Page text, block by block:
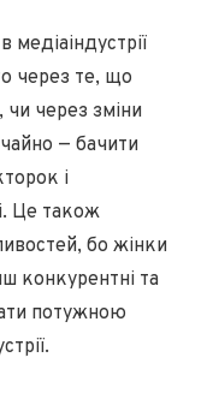
через те, що
чи через зміни
— бачити
і
Це також
бо жінки
конкурентні та
потужною